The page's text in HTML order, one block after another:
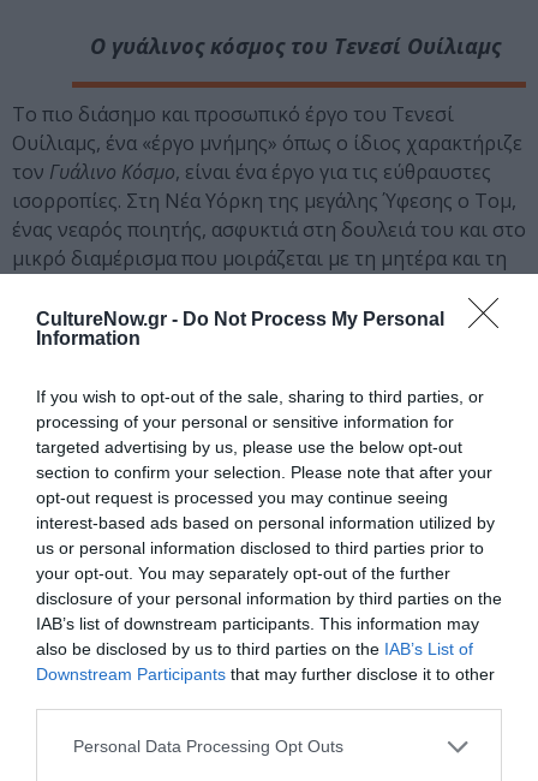
CultureNow.gr - Do Not Process My Personal
Information
If you wish to opt-out of the sale, sharing to third parties, or
processing of your personal or sensitive information for
targeted advertising by us, please use the below opt-out
section to confirm your selection. Please note that after your
opt-out request is processed you may continue seeing
interest-based ads based on personal information utilized by
us or personal information disclosed to third parties prior to
your opt-out. You may separately opt-out of the further
disclosure of your personal information by third parties on the
IAB’s list of downstream participants. This information may
also be disclosed by us to third parties on the IAB’s List of
Downstream Participants that may further disclose it to other
Personal Data Processing Opt Outs
Ο γυάλινος κόσμοςτου Τενεσί Ουίλιαμς
Το πιο διάσημο και προσωπικό έργο του Τενεσί
Ουίλιαμς, ένα «έργο μνήμης» όπως ο ίδιος χαρακτήριζε
τον Γυάλινο Κόσμο, είναι ένα έργο για τις εύθραυστες
ισορροπίες. Στη Νέα Υόρκη της μεγάλης Ύφεσης ο Τομ,
ένας νεαρός ποιητής, ασφυκτιά στη δουλειά του και στο
μικρό διαμέρισμα που μοιράζεται με τη μητέρα και τη
που προτιμά τη συλλογή του από γυάλινα ζωάκια από
τους ανθρώπους. Ο καθένας από αυτούς έχει επιλέξει
μια προσπάθεια να αντέξουν το παρόν.
Ταυτότητα παράστασης
Μετάφραση: Στέλιος Βαφέας
Σκηνοθεσία: Γιώργος Νανούρης
Σκηνικά: Μαίρη Τσαγκάρη
Κοστούμια: Γρηγόρης Τριανταφύλλου“DeuxHommes”
Μουσική: Θοδωρής Οικονόμου
Διανομή (αλφαβητικά)Όλια Λαζαρίδου,
Κωνσταντίνος Μπιμπής, Λένα Παπαληγούρα, Αναστάσης
Ροϊλός